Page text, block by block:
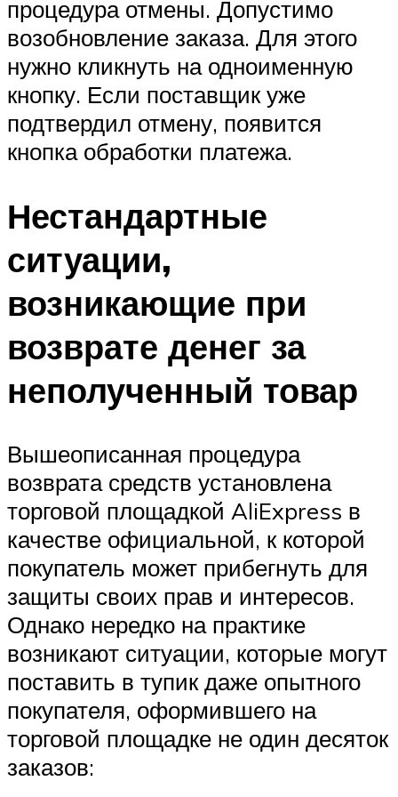
процедура отмены. Допустимо
возобновление заказа. Для этого
нужно кликнуть на одноименную
кнопку. Если поставщик уже
подтвердил отмену, появится
кнопка обработки платежа.
Нестандартные
ситуации,
возникающие при
возврате денег за
неполученный товар
Вышеописанная процедура
возврата средств установлена
торговой площадкой AliExpress в
качестве официальной, к которой
покупатель может прибегнуть для
защиты своих прав и интересов.
Однако нередко на практике
возникают ситуации, которые могут
поставить в тупик даже опытного
покупателя, оформившего на
торговой площадке не один десяток
заказов: